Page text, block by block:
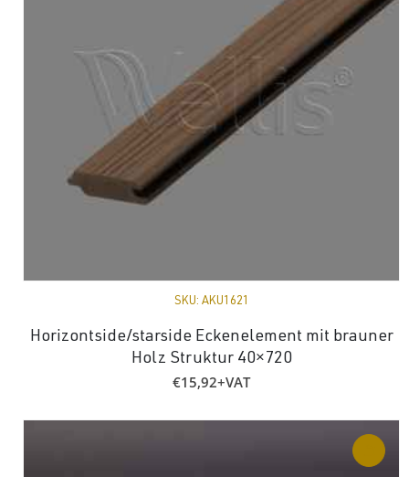
SKU: AKU1621
Horizontside/starside Eckenelement mit brauner
Holz Struktur 40×720
€15,92+VAT